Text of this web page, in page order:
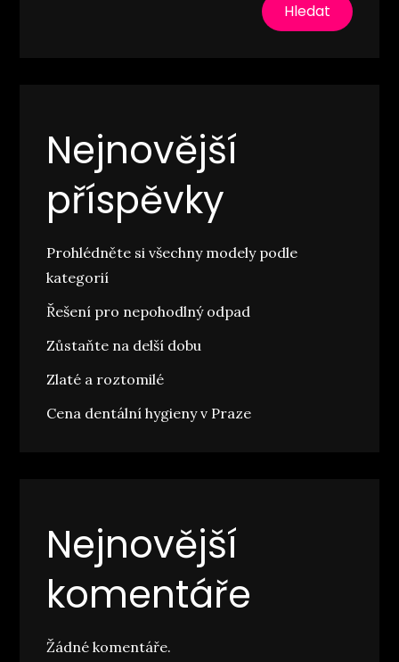
Hledat
Nejnovější
příspěvky
Prohlédněte si všechny modely podle
kategorií
Řešení pro nepohodlný odpad
Zůstaňte na delší dobu
Zlaté a roztomilé
Cena dentální hygieny v Praze
Nejnovější
komentáře
Žádné komentáře.